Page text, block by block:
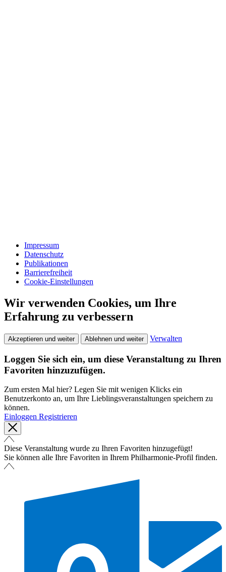
Impressum
Datenschutz
Publikationen
Barrierefreiheit
Cookie-Einstellungen
Wir verwenden Cookies, um Ihre
Erfahrung zu verbessern
Akzeptieren und weiter Ablehnen und weiter Verwalten
Loggen Sie sich ein, um diese Veranstaltung zu Ihren
Favoriten hinzuzufügen.
Zum ersten Mal hier? Legen Sie mit wenigen Klicks ein
Benutzerkonto an, um Ihre Lieblingsveranstaltungen speichern zu
können.
Einloggen Registrieren
Diese Veranstaltung wurde zu Ihren Favoriten hinzugefügt!
Sie können alle Ihre Favoriten in Ihrem Philharmonie-Profil finden.